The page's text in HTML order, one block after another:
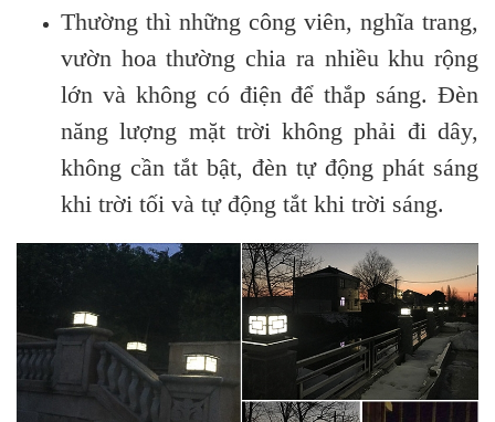
Thường thì những công viên, nghĩa trang,
vườn hoa thường chia ra nhiều khu rộng
lớn và không có điện để thắp sáng. Đèn
năng lượng mặt trời không phải đi dây,
không cần tắt bật, đèn tự động phát sáng
khi trời tối và tự động tắt khi trời sáng.